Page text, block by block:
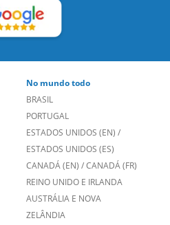
PORTUGAL
ESTADOS UNIDOS (EN)
ESTADOS UNIDOS (ES)
CANADÁ (EN)/CANADÁ (FR)
REINO UNIDO E IRLANDA
AUSTRÁLIA E NOVA
ZELÂNDIA
ALEMANHA
ESPANHA